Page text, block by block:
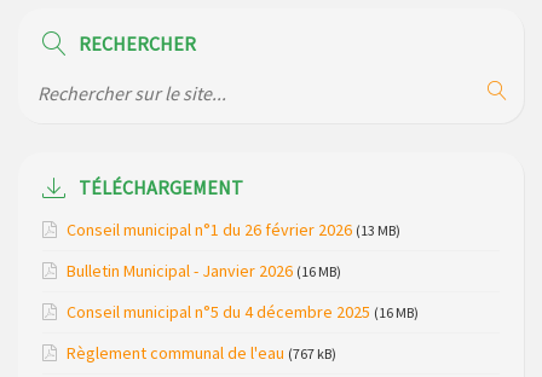
de la gendarmerie
Maison des services de Ruynes en Margeride – programme
bungalows bois, ses chalets et sa piscine
Réunion d’installation du nouveau conseil municipal à
Loubaresse le vendredi 20 mars 2026
Campagne de collecte des plastiques agricoles le 22 avril
RECHERCHER
TÉLÉCHARGEMENT
Conseil municipal n°1 du 26 février 2026 (13 MB)
Bulletin Municipal - Janvier 2026 (16 MB)
Conseil municipal n°5 du 4 décembre 2025 (16 MB)
Règlement communal de l'eau (767 kB)